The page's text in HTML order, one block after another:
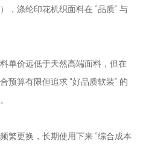
，涤纶印花机织面料在 “品质” 与
单价远低于天然高端面料，但在
预算有限但追求 “好品质软装” 的
繁更换，长期使用下来 “综合成本